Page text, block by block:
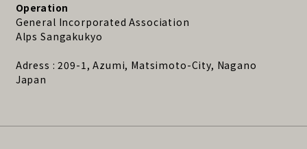
Operation
General Incorporated Association
Alps Sangakukyo
Adress : 209-1, Azumi, Matsimoto-City, Nagano
Japan